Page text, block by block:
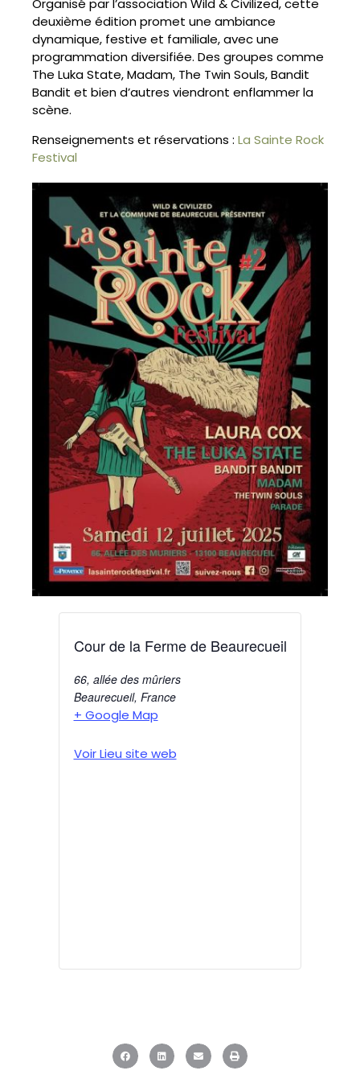
Organisé par l’association Wild & Civilized, cette
deuxième édition promet une ambiance
dynamique, festive et familiale, avec une
programmation diversifiée. Des groupes comme
The Luka State, Madam, The Twin Souls, Bandit
Bandit et bien d’autres viendront enflammer la
scène.
Renseignements et réservations : La Sainte Rock
Festival
Cour de la Ferme de Beaurecueil
66, allée des mûriers
Beaurecueil, France
+ Google Map
Voir Lieu site web